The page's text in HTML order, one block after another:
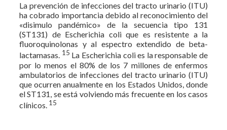
La prevención de infecciones del tracto urinario (ITU)
ha cobrado importancia debido al reconocimiento del
«disimulo pandémico» de la secuencia tipo 131
(ST131) de Escherichia coli que es resistente a la
fluoroquinolonas y al espectro extendido de beta-
lactamasas. 15 La Escherichia coli es la responsable de
por lo menos el 80% de los 7 millones de enfermos
ambulatorios de infecciones del tracto urinario (ITU)
que ocurren anualmente en los Estados Unidos, donde
el ST131, se está volviendo más frecuente en los casos
clínicos. 15